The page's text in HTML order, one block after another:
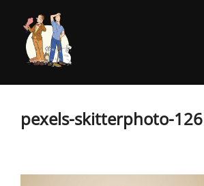
contenu
pexels-skitterphoto-